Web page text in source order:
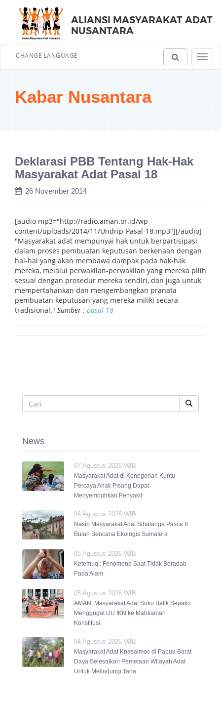
ALIANSI MASYARAKAT ADAT
NUSANTARA
CHANGE LANGUAGE
Kabar Nusantara
Deklarasi PBB Tentang Hak-Hak
Masyarakat Adat Pasal 18
26 November 2014
[audio mp3="http://radio.aman.or.id/wp-
content/uploads/2014/11/Undrip-Pasal-18.mp3"][/audio]
"Masyarakat adat mempunyai hak untuk berpartisipasi
dalam proses pembuatan keputusan berkenaan dengan
hal-hal yang akan membawa dampak pada hak-hak
mereka, melalui perwakilan-perwakilan yang mereka pilih
sesuai dengan prosedur mereka sendiri, dan juga untuk
mempertahankan dan mengembangkan pranata
pembuatan keputusan yang mereka miliki secara
tradisional." Sumber : pasal-18
News
07 Agustus 2026 WIB
Masyarakat Adat di Kenegerian Kuntu
Percaya Anak Pisang Dapat
Menyembuhkan Penyakit
06 Agustus 2026 WIB
Nasib Masyarakat Adat Sibalanga Pasca 8
Bulan Bencana Ekologis Sumatera
05 Agustus 2026 WIB
Ketemuq : Fenomena Saat Tidak Beradab
Pada Alam
05 Agustus 2026 WIB
AMAN, Masyarakat Adat Suku Balik Sepaku
Menggugat UU IKN ke Mahkamah
Konstitusi
04 Agustus 2026 WIB
Masyarakat Adat Knasaimos di Papua Barat
Daya Selesaikan Pemetaan Wilayah Adat
Untuk Melindungi Tana